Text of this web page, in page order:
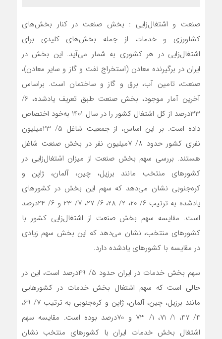
صنعت و اشتغال‌زایی : بخش صنعت در کنار بخش‌‌‌های
کشاورزی و خدمات از جمله بخش‌‌‌های کلیدی برای
اشتغال‌زایی در هر کشوری به شمار می‌‌‌آید. این بخش در
ایران در برگیرنده معادن (استخراج نفت و گاز و سایر معادن)،
صنعت، تامین آب، برق و گاز و ساختمان است. براساس
آخرین آمار موجود، بخش صنعت طبق تعریف یادشده، 6/
33‌درصد از کل اشتغال کشور را در سال 1401 به‌‌‌خود اختصاص
داده است. بر این اساس، از جمعیت شاغل 5/ 23میلیون
نفری کشور حدود 8/ 7میلیون نفر در بخش صنعت شاغل
هستند. بررسی سهم بخش صنعت از میزان اشتغال‌زایی در
کشورهای منتخب مانند برزیل، چین، آلمان، ژاپن و
کره‌جنوبی نشان می‌دهد که سهم این بخش در کشورهای
یادشده به ترتیب 6/ 20، 2/ 28، 6/ 27، 7/ 23 و 6/ 24‌درصد
است. مقایسه سهم بخش صنعت از اشتغال‌زایی کشور با
کشورهای منتخب، نشان می‌دهد که این بخش سهم زیادی
در مقایسه با کشورهای یادشده دارد.
سهم بخش خدمات در ایران حدود 5/ 49‌درصد است، این در
حالی است که سهم اشتغال بخش خدمات در کشورهایی
مانند برزیل، چین، آلمان، ژاپن و کره‌جنوبی به ترتیب 7/ 69،
4/ 47، 1/ 71، 1/ 73 و 70‌درصد بوده است. مقایسه سهم
اشتغال بخش خدمات ایران با کشورهای منتخب نشان